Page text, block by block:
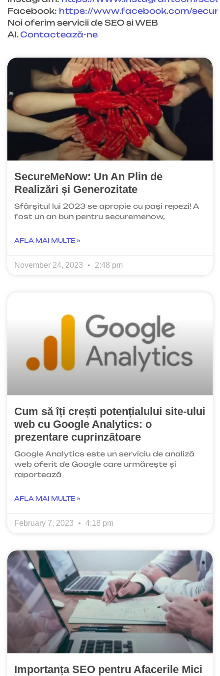
Facebook: https://www.facebook.com/
Noi oferim servicii de SEO si WEB
AI.Contactează-ne
SecureMeNow: Un An Plin de
Realizări și Generozitate
Sfârşitul lui 2023 se apropie cu paşi repezi! A
fost un an bun pentru securemenow,
AFLA MAI MULTE »
November 24, 2023 2:48 pm
Cum să îți crești potențialului site-ului
web cu Google Analytics: o
prezentare cuprinzătoare
Google Analytics este un serviciu de analiză
web oferit de Google care urmărește și
raportează
AFLA MAI MULTE »
February 7, 2023 4:18 pm
Importanța SEO pentru Afacerile Mici